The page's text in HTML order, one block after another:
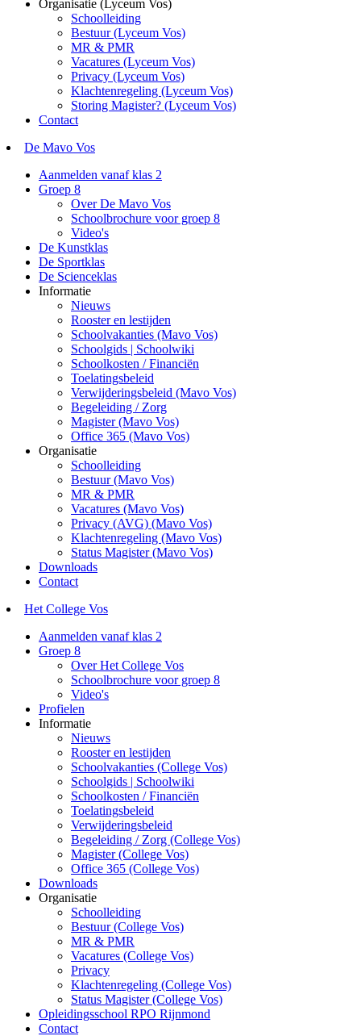
Organisatie (Lyceum Vos)
Schoolleiding
Bestuur (Lyceum Vos)
MR & PMR
Vacatures (Lyceum Vos)
Privacy (Lyceum Vos)
Klachtenregeling (Lyceum Vos)
Storing Magister? (Lyceum Vos)
Contact
De Mavo Vos
Aanmelden vanaf klas 2
Groep 8
Over De Mavo Vos
Schoolbrochure voor groep 8
Video's
De Kunstklas
De Sportklas
De Scienceklas
Informatie
Nieuws
Rooster en lestijden
Schoolvakanties (Mavo Vos)
Schoolgids | Schoolwiki
Schoolkosten / Financiën
Toelatingsbeleid
Verwijderingsbeleid (Mavo Vos)
Begeleiding / Zorg
Magister (Mavo Vos)
Office 365 (Mavo Vos)
Organisatie
Schoolleiding
Bestuur (Mavo Vos)
MR & PMR
Vacatures (Mavo Vos)
Privacy (AVG) (Mavo Vos)
Klachtenregeling (Mavo Vos)
Status Magister (Mavo Vos)
Downloads
Contact
Het College Vos
Aanmelden vanaf klas 2
Groep 8
Over Het College Vos
Schoolbrochure voor groep 8
Video's
Profielen
Informatie
Nieuws
Rooster en lestijden
Schoolvakanties (College Vos)
Schoolgids | Schoolwiki
Schoolkosten / Financiën
Toelatingsbeleid
Verwijderingsbeleid
Begeleiding / Zorg (College Vos)
Magister (College Vos)
Office 365 (College Vos)
Downloads
Organisatie
Schoolleiding
Bestuur (College Vos)
MR & PMR
Vacatures (College Vos)
Privacy
Klachtenregeling (College Vos)
Status Magister (College Vos)
Opleidingsschool RPO Rijnmond
Contact